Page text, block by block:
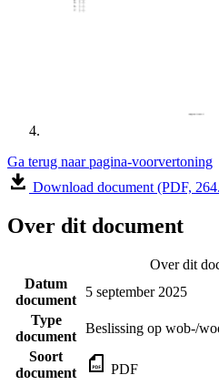
Ga terug naar pagina-voorvertoning
Download document (PDF,
Over dit document
Over dit
Datum
document
5 september 2025
Type
document
Beslissing op wob-/
Soort
document
PDF